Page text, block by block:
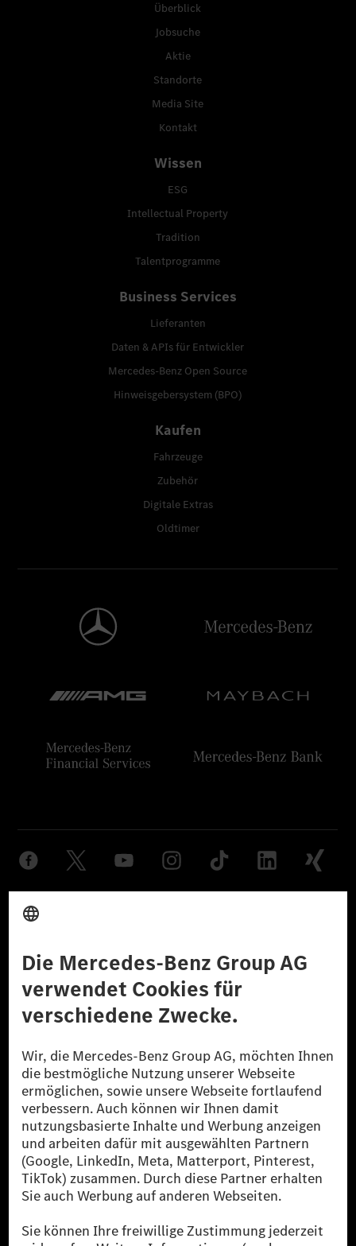
Überblick
Jobsuche
Aktie
Standorte
Media Site
Kontakt
Wissen
ESG
Intellectual Property
Tradition
Talentprogramme
Business Services
Lieferanten
Daten & APIs für Entwickler
Mercedes-Benz Open Source
Hinweisgebersystem (BPO)
Kaufen
Fahrzeuge
Zubehör
Digitale Extras
Oldtimer
© 2026 Mercedes-Benz Group AG. Alle Rechte vorbehalten.
reduzierte CO₂-Emissionen bei der Mercedes-Benz Group durch
zertifizierte Ausgleichsprojekte kompensiert werden.
[2] Renewable Charging ist ein integraler Bestandteil von MB.CHARGE
Public in Europa, den USA, Kanada und China. Sofern an der jeweiligen
Ladestation noch kein Strom aus erneuerbaren Energien vorliegt,
verwendet Renewable Charging Grünstromzertifikate*. Diese stellen
sicher, dass für Ladevorgänge über MB.CHARGE Public eine äquivalente
Strommenge aus erneuerbaren Energien ins Stromnetz eingespeist wird.
Sie stammen ausschließlich aus Wind- und Solarkraftanlagen, die jünger
als sechs Jahre sind.
* Inkl. EKOenergy Ökolabel
* Die angegebenen Werte wurden nach dem vorgeschriebenen
Messverfahren WLTP (Worldwide harmonised Light vehicles Test